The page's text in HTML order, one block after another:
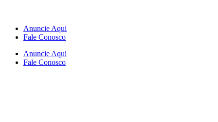
Anuncie Aqui
Fale Conosco
Anuncie Aqui
Fale Conosco